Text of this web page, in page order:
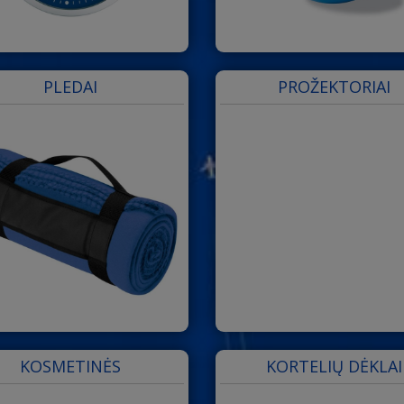
PLEDAI PROŽEKTORIAI
KOSMETINĖS KORTELIŲ DĖKLAI